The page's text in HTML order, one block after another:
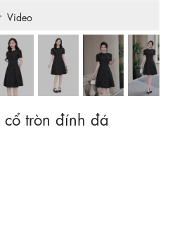
Video
tròn đính đá